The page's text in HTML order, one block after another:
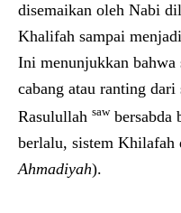
disemaikan oleh Nabi
Khalifah sampai
Ini menunjukkan bahwa
cabang atau ranting
Rasulullah sawbersabda
berlalu, sistem
Ahmadiyah).